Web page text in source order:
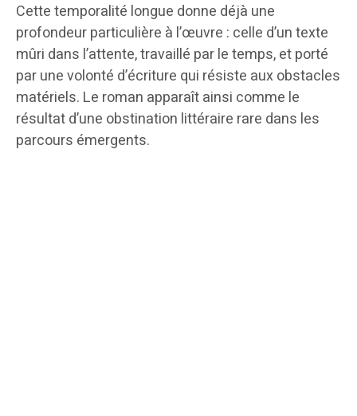
Cette temporalité longue donne déjà une
profondeur particulière à l’œuvre : celle d’un texte
mûri dans l’attente, travaillé par le temps, et porté
par une volonté d’écriture qui résiste aux obstacles
matériels. Le roman apparaît ainsi comme le
résultat d’une obstination littéraire rare dans les
parcours émergents.